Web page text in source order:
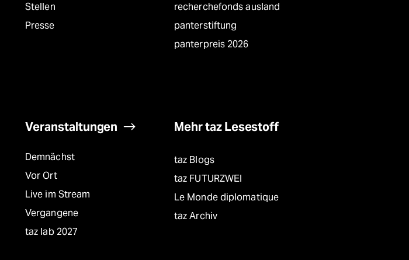
Stellen
Presse
recherchefonds ausland
panterstiftung
panterpreis 2026
Veranstaltungen
Demnächst
Vor Ort
Live im Stream
Vergangene
taz lab 2027
Mehr taz Lesestoff
taz Blogs
taz FUTURZWEI
Le Monde diplomatique
taz Archiv